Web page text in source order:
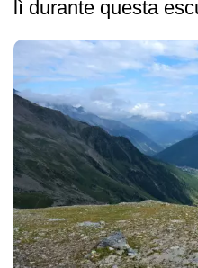
lì durante questa